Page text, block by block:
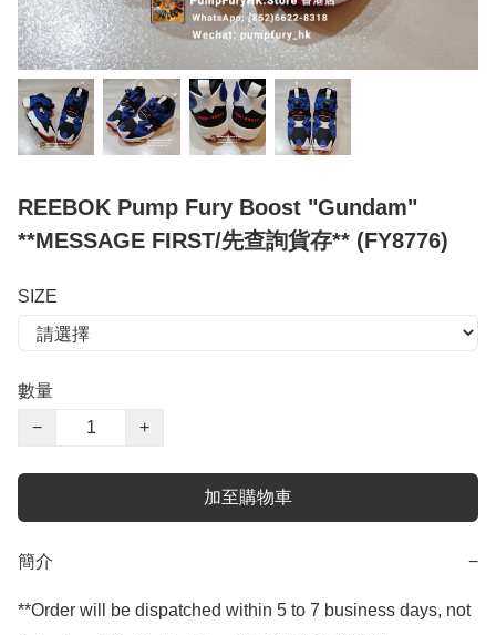
REEBOK Pump Fury Boost "Gundam"
**MESSAGE FIRST/先查詢貨存** (FY8776)
SIZE
數量
−
+
加至購物車
簡介 −
**Order will be dispatched within 5 to 7 business days, not